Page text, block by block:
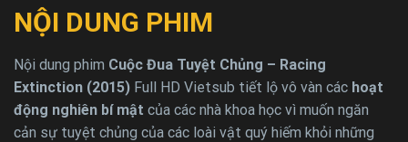
NỘI DUNG PHIM
Nội dung phim Cuộc Đua Tuyệt Chủng – Racing
Extinction (2015) Full HD Vietsub tiết lộ vô vàn các hoạt
động nghiên bí mật của các nhà khoa học vì muốn ngăn
cản sự tuyệt chủng của các loài vật quý hiếm khỏi những